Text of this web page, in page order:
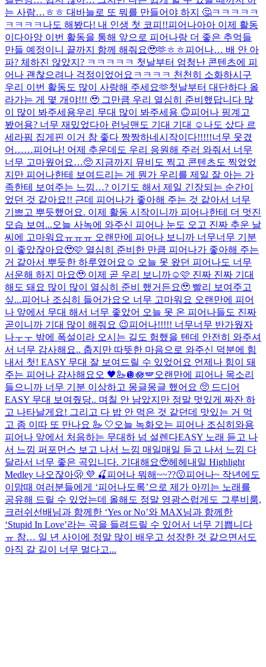
는 사람…ㅎㅎ 대바늘로 또 뭐를 만들어야 하지 🤔ㅋㅋㅋㅋㅋ
ㅋㅋㅋㅋ나도 해봤다! 내 인생 첫 코피!!피어나아아 이제 활동
이다아앙 이번 활동을 통해 앞으로 피어나랑 더 좋은 추억들
만들 예정이니 끝까지 함께 해줘요🥹🫶ㅎㅎ피어나… 배 안 아
파? 체하진 않았지? ㅋㅋㅋㅋㅋ 첫날부터 엄청난 콘텐츠에 피
어나 괜찮으려나 걱정이었어요ㅋㅋㅋㅋ 천천히 소화하시구
우리 이번 활동도 많이 사랑해 주세요🫶첫날부터 대단하다 올
라가는 게 몇 개야!!! 🥹 그만큼 우리 열심히 준비했답니다 많
이 많이 봐주세용우리 무대 많이 봐주세용 🙃피어나 핑계고
봤어용? 너무 재밌었다아 런닝맨도 기대 기대 ☺️ 나도 샀다 르
세라핌 집게핀 이거 참 좋다 짱짱하네 시작이다!!!!!너무 웃겼
어……피어나! 어제 추운데도 우리 응원해 주러 와줘서 너무
너무 고마웠어요…🥺 지금까지 뮤비도 찍고 콘텐츠도 찍었었
지만 피어나한테 보여드리는 게 뭔가 우리를 제일 잘 아는 가
족한테 보여주는 느낌…? 이기도 해서 제일 긴장되는 순간이
었던 것 같아요!! 근데 피어나가 좋아해 주는 것 같아서 너무
기쁘고 뿌듯했어요. 이제 활동 시작이니까 피어나한테 더 멋진
모습 보여...오늘 사녹에 와주신 피어나 눈도 오고 진짜 추운 날
씨에 고마워요ㅠㅠㅠ 오랜만에 피어나 보니까 너무너무 기분
이 좋았잖아요🥹🩷 열심히 준비한 만큼 피어나가 좋아해 주는
거 같아서 뿌듯한 하루였어요☺️ 오늘 못 왔던 피어나도 너무
서운해 하지 마요🥹 이제 곧 우리 보니까☺️🩷 진짜 진짜 기대
해도 돼요 많이 많이 열심히 준비 했거든요🥹 빨리 보여주고
싶...피어나 조심히 들어가요오 너무 고마워요 오랜만에 피어
나 앞에서 무대 해서 너무 좋았어 오늘 못 온 피어나들도 진짜
곧이니까 기대 많이 해줘요 😉​피어나!!!!! 너무너무 반가웠자
나ㅜㅜ 밖에 폭설이라 오시는 길도 험했을 텐데 안전히 와주셔
서 너무 감사해요.. 춥지만 따뜻한 마음으로 와주신 덕분에 힘
내서 첫! EASY 무대 잘 보여드릴 수 있었어요 언제나 힘이 돼
주는 피어나 감사해요오 🖤🦢🪩🪷🪽오랜만에 피어나 목소리
들으니까 너무 기분 이상하고 몽글몽글 했어요 🥺 드디어
EASY 무대 보여줬당.. 며칠 안 남았지만 정말 멋있게 짜잔 하
고 나타날게요! 그리고 다 밥 안 먹은 것 같던데 맛있는 거 먹
고 좀 이따 또 만나요 🦢 🤍 오늘 녹화오는 피어나 조심히와용
피어나 앞에서 처음하는 무대하 넘 설렌다EASY 노래 듣고 나
서 느낌 퍼포먼스 보고 나서 느낌 매일매일 듣고 나서 느낌 다
달라서 너무 좋은 곡입니다. 기대해요🥹헤헤 내일 Highlight
Medley 나오잖아🫢 💜 🍒 피어나 뭐해~~??😗피어나~ 작년에도
이맘때 여러분들에게 ‘피어나도록’으로 제가 아끼는 노래를
공유해 드릴 수 있었는데 올해도 정말 영광스럽게도 그루비룸,
크러쉬선배님과 함께한 ‘Yes or No’와 MAX님과 함께한
‘Stupid In Love’라는 곡을 들려드릴 수 있어서 너무 기쁩니다
ㅠ 참… 일 년 사이에 정말 많이 배우고 성장한 것 같으면서도
아직 갈 길이 너무 멀다고...